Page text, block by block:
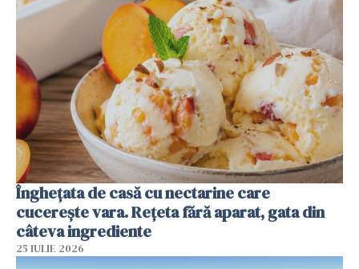
Înghețata de casă cu nectarine care
cucerește vara. Rețeta fără aparat, gata din
câteva ingrediente
25 IULIE 2026